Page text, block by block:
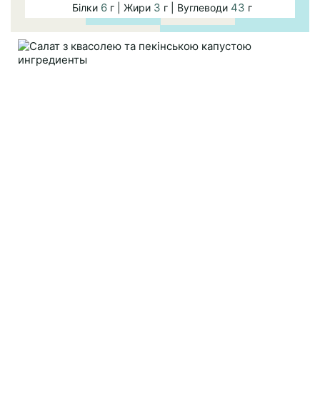
Білки 6г | Жири 3 г | Вуглеводи 43 г